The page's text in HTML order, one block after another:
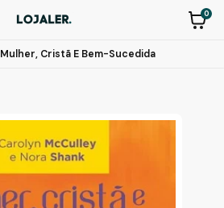
0
Mulher, Cristã E Bem-Sucedida